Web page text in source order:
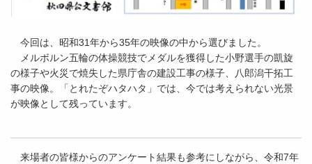
今回は、昭和31年から35年の映像の中から選びました。
メルボルン五輪の体操競技でメダルを獲得した小野選手の凱旋
の様子や火災で焼失した県庁舎の建設工事の様子、八郎潟干拓工
事の映像。「とれたぞハタハタ」では、今では考えられない光景
が映像として残っています。
来場者の皆様からのアンケート結果も参考にしながら、令和7年